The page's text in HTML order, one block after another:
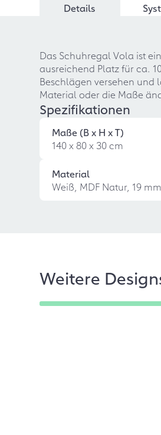
Details
Das Schuhregal Vola ist
ausreichend Platz für ca.
Beschlägen versehen und
Material oder die Maße
Spezifikationen
Maße (B x H x T)
140 x 80 x 30 cm
Material
Weiß, MDF Natur, 19 mm
Weitere